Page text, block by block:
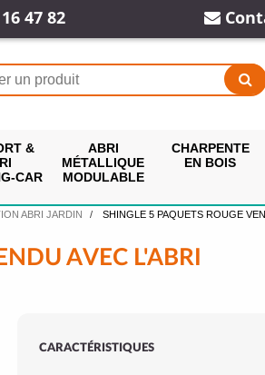
47 82
&
CAR
ABRI
MÉTALLIQUE
MODULABLE
CHARPENTE
EN BOIS
ABRI JARDIN SHINGLE 5 PAQUETS ROUGE
AVEC L'ABRI
CARACTÉRISTIQUES